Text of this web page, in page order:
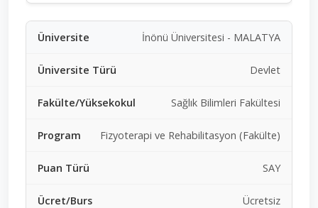
İnönü Üniversitesi - MALATYA
Devlet
Sağlık Bilimleri Fakültesi
Fizyoterapi ve Rehabilitasyon (Fakülte)
SAY
Ücretsiz